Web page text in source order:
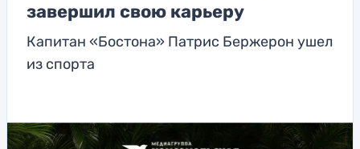
завершил свою карьеру
Капитан «Бостона» Патрис Бержерон ушел
из спорта